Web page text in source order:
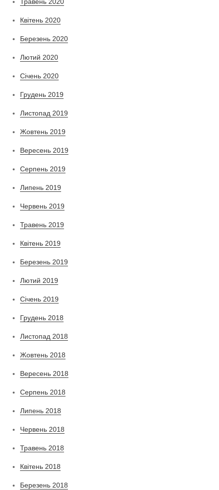
Травень 2020
Квітень 2020
Березень 2020
Лютий 2020
Січень 2020
Грудень 2019
Листопад 2019
Жовтень 2019
Вересень 2019
Серпень 2019
Липень 2019
Червень 2019
Травень 2019
Квітень 2019
Березень 2019
Лютий 2019
Січень 2019
Грудень 2018
Листопад 2018
Жовтень 2018
Вересень 2018
Серпень 2018
Липень 2018
Червень 2018
Травень 2018
Квітень 2018
Березень 2018